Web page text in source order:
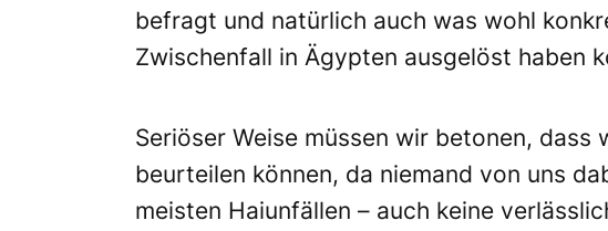
befragt und natürlich auch was wohl
Zwischenfall in Ägypten ausgelöst haben
Seriöser Weise müssen wir betonen, dass
beurteilen können, da niemand von uns
meisten Haiunfällen – auch keine